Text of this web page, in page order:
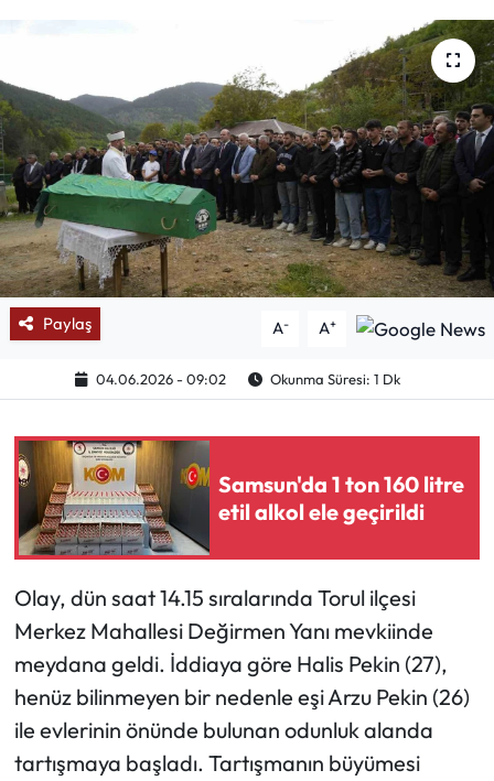
Paylaş A- A+
04.06.2026 - 09:02 Okunma Süresi: 1 Dk
Samsun'da 1 ton 160 litre
etil alkol ele geçirildi
Olay, dün saat 14.15 sıralarında Torul ilçesi
Merkez Mahallesi Değirmen Yanı mevkiinde
meydana geldi. İddiaya göre Halis Pekin (27),
henüz bilinmeyen bir nedenle eşi Arzu Pekin (26)
ile evlerinin önünde bulunan odunluk alanda
tartışmaya başladı. Tartışmanın büyümesi
Mektup Galeri
Röportaj
Manşet
Köşe Yazıları
Karikatür Galeri
BIK
ASTROLOJİ
Spor Yazıları
Ekonomi
Sağlık
Turizm